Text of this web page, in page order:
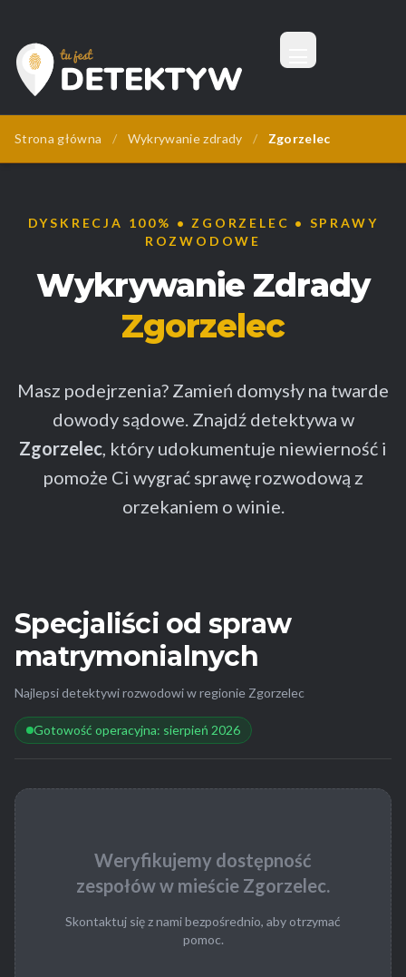
Tu Jest Detektyw
Menu
Strona główna / Wykrywanie zdrady / Zgorzelec
DYSKRECJA 100% • ZGORZELEC • SPRAWY
ROZWODOWE
Wykrywanie Zdrady
Zgorzelec
Masz podejrzenia? Zamień domysły na twarde
dowody sądowe. Znajdź detektywa w
Zgorzelec, który udokumentuje niewierność i
pomoże Ci wygrać sprawę rozwodową z
orzekaniem o winie.
Specjaliści od spraw
matrymonialnych
Najlepsi detektywi rozwodowi w regionie Zgorzelec
Gotowość operacyjna: sierpień 2026
Weryfikujemy dostępność
zespołów w mieście Zgorzelec.
Skontaktuj się z nami bezpośrednio, aby otrzymać
pomoc.